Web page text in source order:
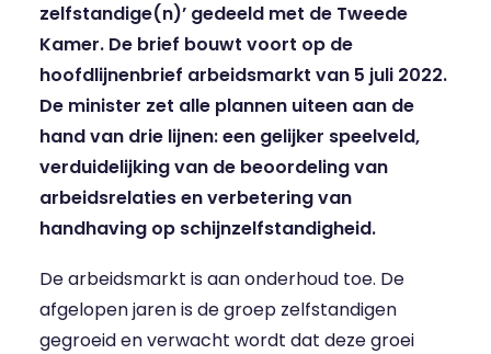
zelfstandige(n)’ gedeeld met de Tweede
Kamer. De brief bouwt voort op de
hoofdlijnenbrief arbeidsmarkt van 5 juli 2022.
De minister zet alle plannen uiteen aan de
hand van drie lijnen: een gelijker speelveld,
verduidelijking van de beoordeling van
arbeidsrelaties en verbetering van
handhaving op schijnzelfstandigheid.
De arbeidsmarkt is aan onderhoud toe. De
afgelopen jaren is de groep zelfstandigen
gegroeid en verwacht wordt dat deze groei